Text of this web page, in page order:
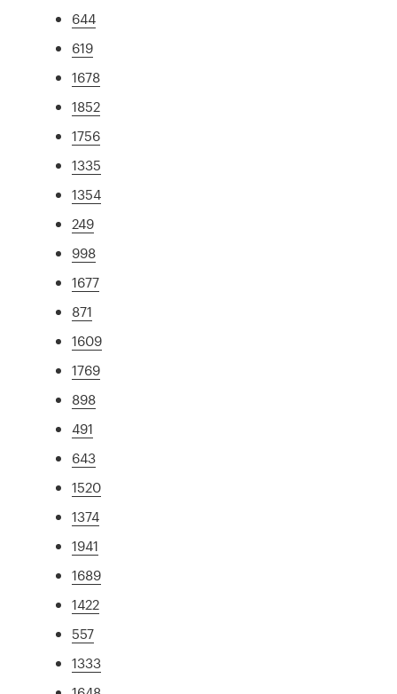
644
619
1678
1852
1756
1335
1354
249
998
1677
871
1609
1769
898
491
643
1520
1374
1941
1689
1422
557
1333